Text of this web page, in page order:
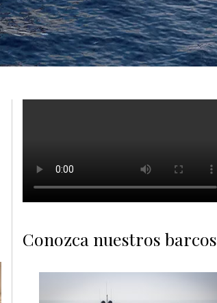
Conozca nuestros barcos